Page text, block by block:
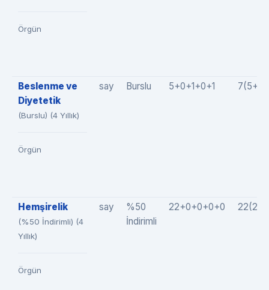
Örgün
Beslenme ve
Diyetetik
(Burslu) (4 Yıllık)
Örgün
say Burslu 5+0+1+0+1
Hemşirelik
(%50 İndirimli) (4
Yıllık)
Örgün
say
%50
İndirimli
22+0+0+0+0